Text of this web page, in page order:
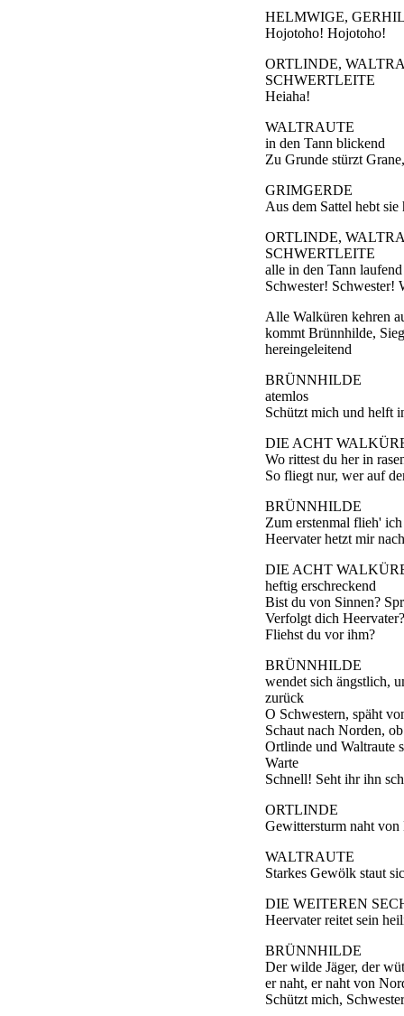
HELMWIGE,
Hojotoho! Hojotoho!
ORTLINDE,
SCHWERTLEITE
Heiaha!
WALTRAUTE
in den Tann blickend
Zu Grunde stürzt
GRIMGERDE
Aus dem Sattel hebt sie
ORTLINDE,
SCHWERTLEITE
alle in den Tann laufend
Schwester! Schwester!
Alle Walküren kehren
kommt Brünnhilde,
hereingeleitend
BRÜNNHILDE
atemlos
Schützt mich und helft
DIE ACHT
Wo rittest du her in
So fliegt nur, wer auf
BRÜNNHILDE
Zum erstenmal flieh'
Heervater hetzt mir
DIE ACHT
heftig erschreckend
Bist du von Sinnen?
Verfolgt dich Heervater?
Fliehst du vor ihm?
BRÜNNHILDE
wendet sich ängstlich,
zurück
O Schwestern, späht
Schaut nach Norden,
Ortlinde und Waltraute
Warte
Schnell! Seht ihr ihn
ORTLINDE
Gewittersturm naht von
WALTRAUTE
Starkes Gewölk staut
DIE WEITEREN
Heervater reitet sein
BRÜNNHILDE
Der wilde Jäger, der
er naht, er naht von
Schützt mich,